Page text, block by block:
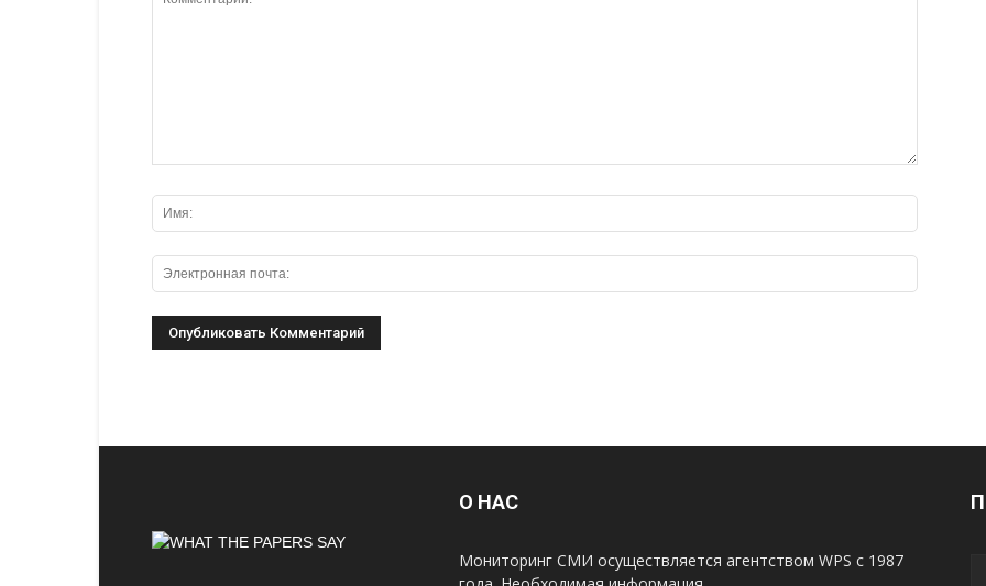
О НАС
Мониторинг СМИ осуществляется агентством WPS с 1987